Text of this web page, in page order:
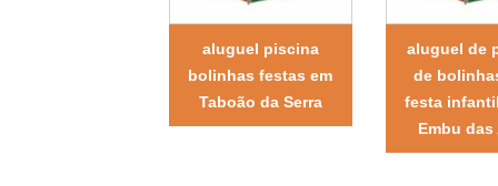
aluguel piscina
bolinhas festas em
Taboão da Serra
aluguel de
de
festa
Embu das